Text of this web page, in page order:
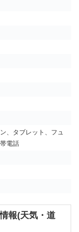
、タブレット、フュ
電話
報(天気・道